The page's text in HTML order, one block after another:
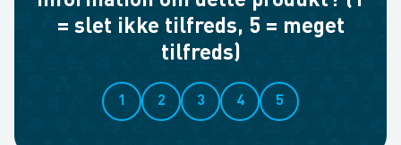
= slet ikke tilfreds, 5 = meget
tilfreds)
1 2 3 4 5